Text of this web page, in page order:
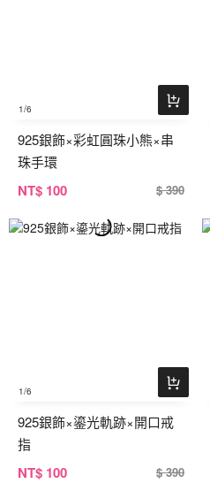
1/6
925銀飾×彩虹圓珠小熊×串
珠手環
NT$ 100 $ 390
1/6
925銀飾×鎏光軌跡×開口戒
指
NT$ 100 $ 390